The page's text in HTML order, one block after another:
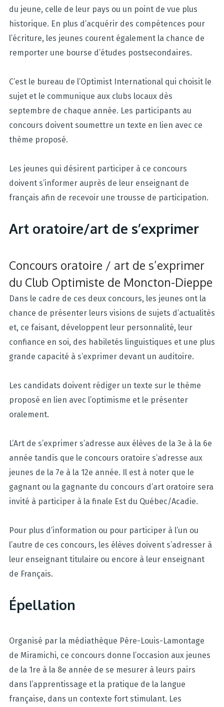
du jeune, celle de leur pays ou un point de vue plus
historique. En plus d’acquérir des compétences pour
l’écriture, les jeunes courent également la chance de
remporter une bourse d’études postsecondaires.
C’est le bureau de l’Optimist International qui choisit le
sujet et le communique aux clubs locaux dès
septembre de chaque année. Les participants au
concours doivent soumettre un texte en lien avec ce
thème proposé.
Les jeunes qui désirent participer à ce concours
doivent s’informer auprès de leur enseignant de
français afin de recevoir une trousse de participation.
Art oratoire/art de s’exprimer
Concours oratoire / art de s’exprimer
du Club Optimiste de Moncton-Dieppe
Dans le cadre de ces deux concours, les jeunes ont la
chance de présenter leurs visions de sujets d’actualités
et, ce faisant, développent leur personnalité, leur
confiance en soi, des habiletés linguistiques et une plus
grande capacité à s’exprimer devant un auditoire.
Les candidats doivent rédiger un texte sur le thème
proposé en lien avec l’optimisme et le présenter
oralement.
L’Art de s’exprimer s’adresse aux élèves de la 3e à la 6e
année tandis que le concours oratoire s’adresse aux
jeunes de la 7e à la 12e année. Il est à noter que le
gagnant ou la gagnante du concours d’art oratoire sera
invité à participer à la finale Est du Québec/Acadie.
Pour plus d’information ou pour participer à l’un ou
l’autre de ces concours, les élèves doivent s’adresser à
leur enseignant titulaire ou encore à leur enseignant
de Français.
Épellation
Organisé par la médiathèque Père-Louis-Lamontage
de Miramichi, ce concours donne l’occasion aux jeunes
de la 1re à la 8e année de se mesurer à leurs pairs
dans l’apprentissage et la pratique de la langue
française, dans un contexte fort stimulant. Les